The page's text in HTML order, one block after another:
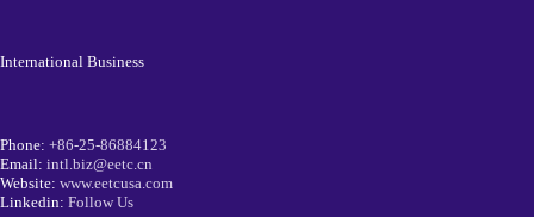
International Business
Phone: +86-25-86884123
Email: intl.biz@eetc.cn
Website: www.eetcusa.com
Linkedin: Follow Us